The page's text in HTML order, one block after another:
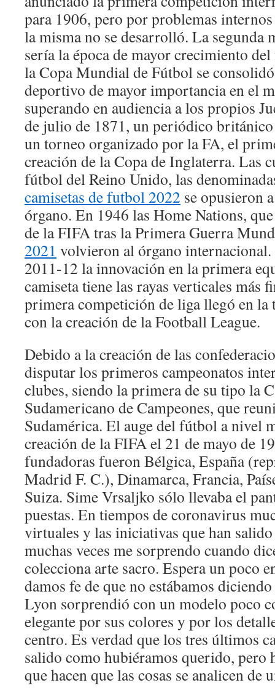
para 1906, pero por problemas
la misma no se desarrolló. La segunda
sería la época de mayor crecimiento
la Copa Mundial de Fútbol se
deportivo de mayor importancia en el
superando en audiencia a los propios
de julio de 1871, un periódico
un torneo organizado por la FA, el
creación de la Copa de Inglaterra. Las
fútbol del Reino Unido, las
camisetas de futbol 2022 se opusieron
órgano. En 1946 las Home Nations,
de la FIFA tras la Primera Guerra
2021 volvieron al órgano
2011-12 la innovación en la primera
camiseta tiene las rayas verticales más
primera competición de liga llegó en la
con la creación de la Football League.
Debido a la creación de las
disputar los primeros campeonatos
clubes, siendo la primera de su tipo la
Sudamericano de Campeones, que
Sudamérica. El auge del fútbol a nivel
creación de la FIFA el 21 de mayo de
fundadoras fueron Bélgica, España
Madrid F. C.), Dinamarca, Francia,
Suiza. Sime Vrsaljko sólo llevaba el
puestas. En tiempos de coronavirus
virtuales y las iniciativas que han
muchas veces me sorprendo cuando
colecciona arte sacro. Espera un poco
damos fe de que no estábamos
Lyon sorprendió con un modelo poco
elegante por sus colores y por los
centro. Es verdad que los tres últimos
salido como hubiéramos querido, pero
que hacen que las cosas se analicen de